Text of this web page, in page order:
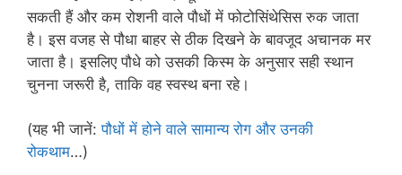
सकती हैं और कम रोशनी वाले पौधों में फोटोसिंथेसिस रुक जाता
है। इस वजह से पौधा बाहर से ठीक दिखने के बावजूद अचानक मर
जाता है। इसलिए पौधे को उसकी किस्म के अनुसार सही स्थान
चुनना जरूरी है, ताकि वह स्वस्थ बना रहे।
(यह भी जानें:पौधों में होने वाले सामान्य रोग और उनकी
रोकथाम…)